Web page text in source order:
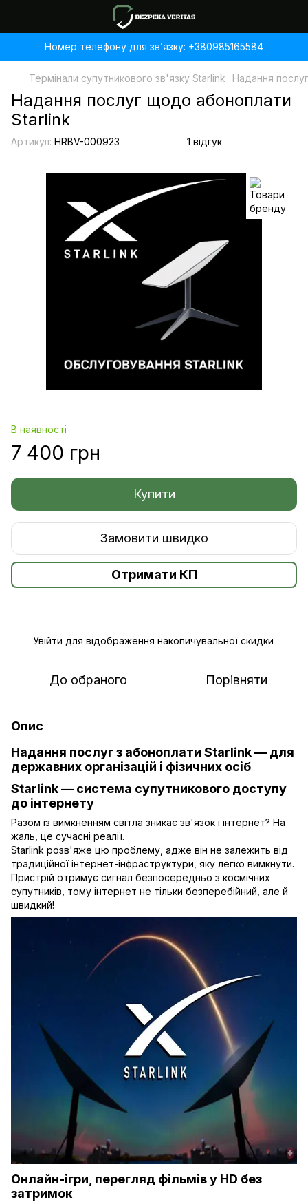
Номер телефону для звʼязку: +380985165584
Термінали супутникового зв'язку Starlink Надання
Надання послуг щодо абоноплати
Starlink
Артикул: HRBV-000923 1 відгук
В наявності
7 400 грн
Купити
Замовити швидко
Отримати КП
Увійти для відображення накопичувальної скидки
До обраного Порівняти
Опис
Надання послуг з абоноплати Starlink — для
державних організацій і фізичних осіб
Starlink — система супутникового доступу
до інтернету
Разом із вимкненням світла зникає зв'язок і інтернет? На
жаль, це сучасні реалії.
Starlink розв'яже цю проблему, адже він не залежить від
традиційної інтернет-інфраструктури, яку легко вимкнути.
Пристрій отримує сигнал безпосередньо з космічних
супутників, тому інтернет не тільки безперебійний, але й
швидкий!
Онлайн-ігри, перегляд фільмів у HD без
затримок